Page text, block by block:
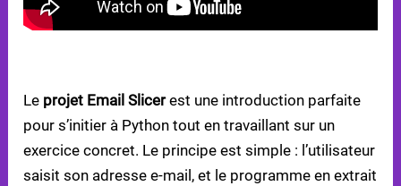
Le projet Email Slicerest une introduction parfaite
pour s’initier à Python tout en travaillant sur un
exercice concret. Le principe est simple : l’utilisateur
saisit son adresse e-mail, et le programme en extrait